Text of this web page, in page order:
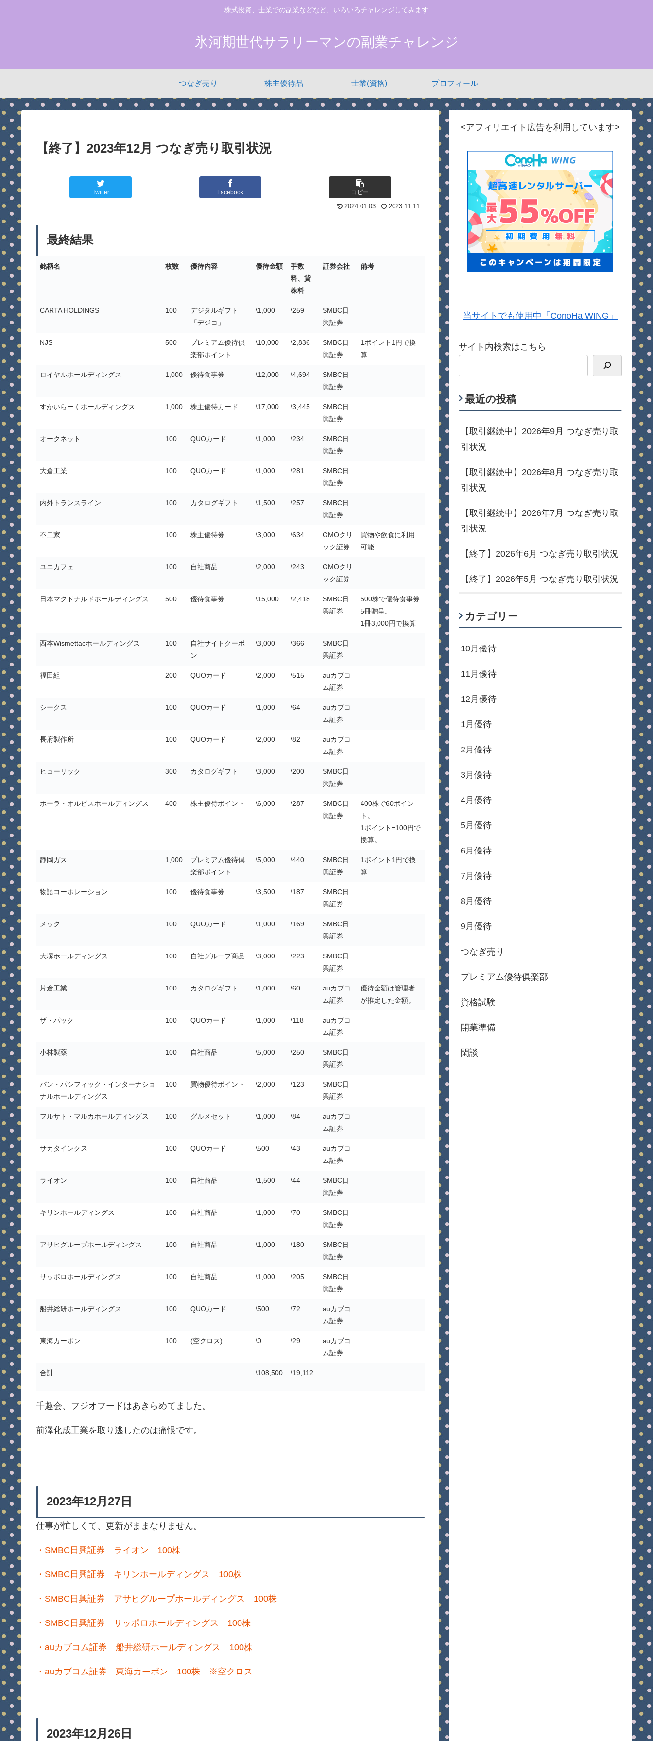
株式投資、士業での副業などなど、いろいろチャレンジしてみます
氷河期世代サラリーマンの副業チャレンジ
つなぎ売り 株主優待品 士業(資格) プロフィール
【終了】2023年12月 つなぎ売り取引状況
Twitter Facebook コピー
2024.01.03 2023.11.11
最終結果
銘柄名 枚数 優待内容 優待金額
手数
料、貸
株料
証券会社 備考
CARTA HOLDINGS 100
デジタルギフト
「デジコ」
\1,000 \259
SMBC日
興証券
NJS 500
プレミアム優待倶
楽部ポイント
\10,000 \2,836
SMBC日
興証券
1ポイント1円で換
算
ロイヤルホールディングス 1,000 優待食事券 \12,000 \4,694
SMBC日
興証券
すかいらーくホールディングス 1,000 株主優待カード \17,000 \3,445
SMBC日
興証券
オークネット 100 QUOカード \1,000 \234
SMBC日
興証券
大倉工業 100 QUOカード \1,000 \281
SMBC日
興証券
内外トランスライン 100 カタログギフト \1,500 \257
SMBC日
興証券
不二家 100 株主優待券 \3,000 \634
GMOクリ
ック証券
買物や飲食に利用
可能
ユニカフェ 100 自社商品 \2,000 \243
GMOクリ
ック証券
日本マクドナルドホールディングス 500 優待食事券 \15,000 \2,418
SMBC日
興証券
500株で優待食事券
5冊贈呈。
1冊3,000円で換算
西本Wismettacホールディングス 100
自社サイトクーポ
ン
\3,000 \366
SMBC日
興証券
福田組 200 QUOカード \2,000 \515
auカブコ
ム証券
シークス 100 QUOカード \1,000 \64
auカブコ
ム証券
長府製作所 100 QUOカード \2,000 \82
auカブコ
ム証券
ヒューリック 300 カタログギフト \3,000 \200
SMBC日
興証券
ポーラ・オルビスホールディングス 400 株主優待ポイント \6,000 \287
SMBC日
興証券
400株で60ポイン
ト。
1ポイント=100円で
換算。
静岡ガス 1,000
プレミアム優待倶
楽部ポイント
\5,000 \440
SMBC日
興証券
1ポイント1円で換
算
物語コーポレーション 100 優待食事券 \3,500 \187
SMBC日
興証券
メック 100 QUOカード \1,000 \169
SMBC日
興証券
大塚ホールディングス 100 自社グループ商品 \3,000 \223
SMBC日
興証券
片倉工業 100 カタログギフト \1,000 \60
auカブコ
ム証券
優待金額は管理者
が推定した金額。
ザ・パック 100 QUOカード \1,000 \118
auカブコ
ム証券
小林製薬 100 自社商品 \5,000 \250
SMBC日
興証券
パン・パシフィック・インターナショ
ナルホールディングス
100 買物優待ポイント \2,000 \123
SMBC日
興証券
フルサト・マルカホールディングス 100 グルメセット \1,000 \84
auカブコ
ム証券
サカタインクス 100 QUOカード \500 \43
auカブコ
ム証券
ライオン 100 自社商品 \1,500 \44
SMBC日
興証券
キリンホールディングス 100 自社商品 \1,000 \70
SMBC日
興証券
アサヒグループホールディングス 100 自社商品 \1,000 \180
SMBC日
興証券
サッポロホールディングス 100 自社商品 \1,000 \205
SMBC日
興証券
船井総研ホールディングス 100 QUOカード \500 \72
auカブコ
ム証券
東海カーボン 100 (空クロス) \0 \29
auカブコ
ム証券
合計 \108,500 \19,112
千趣会、フジオフードはあきらめてました。
前澤化成工業を取り逃したのは痛恨です。
2023年12月27日
仕事が忙しくて、更新がままなりません。
・SMBC日興証券 ライオン 100株
・SMBC日興証券 キリンホールディングス 100株
・SMBC日興証券 アサヒグループホールディングス 100株
・SMBC日興証券 サッポロホールディングス 100株
・auカブコム証券 船井総研ホールディングス 100株
・auカブコム証券 東海カーボン 100株 ※空クロス
2023年12月26日
<アフィリエイト広告を利用しています>
当サイトでも使用中「ConoHa WING」
サイト内検索はこちら
最近の投稿
【取引継続中】2026年9月 つなぎ売り取
引状況
【取引継続中】2026年8月 つなぎ売り取
引状況
【取引継続中】2026年7月 つなぎ売り取
引状況
【終了】2026年6月 つなぎ売り取引状況
【終了】2026年5月 つなぎ売り取引状況
カテゴリー
10月優待
11月優待
12月優待
1月優待
2月優待
3月優待
4月優待
5月優待
6月優待
7月優待
8月優待
9月優待
つなぎ売り
プレミアム優待俱楽部
資格試験
開業準備
閑談